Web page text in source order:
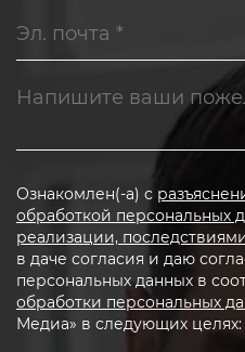
Ознакомлен(-а) с
обработкой персональных
реализации,
в даче согласия и даю
персональных данных в
обработки персональных
Медиа» в следующих целях: